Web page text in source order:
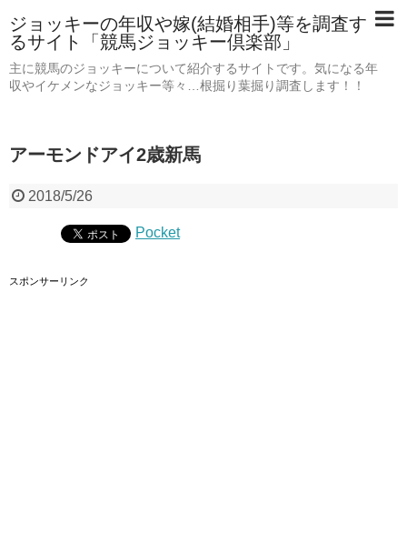
ジョッキーの年収や嫁(結婚相手)等を調査す
るサイト「競馬ジョッキー倶楽部」
主に競馬のジョッキーについて紹介するサイトです。気になる年
収やイケメンなジョッキー等々…根掘り葉掘り調査します！！
アーモンドアイ2歳新馬
2018/5/26
Pocket
スポンサーリンク